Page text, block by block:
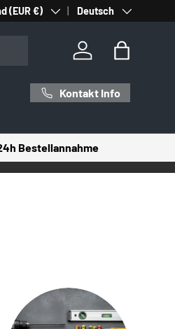
(EUR €) SpracheDeutsch
Einloggen
Kontakt Info
Bestellannahme